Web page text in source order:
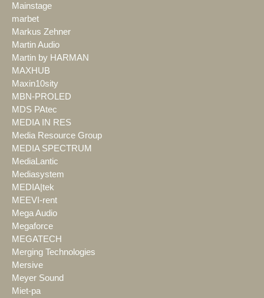
Mainstage
marbet
Markus Zehner
Martin Audio
Martin by HARMAN
MAXHUB
Maxin10sity
MBN-PROLED
MDS PAtec
MEDIA IN RES
Media Resource Group
MEDIA SPECTRUM
MediaLantic
Mediasystem
MEDIA|tek
MEEVI-rent
Mega Audio
Megaforce
MEGATECH
Merging Technologies
Mersive
Meyer Sound
Miet-pa